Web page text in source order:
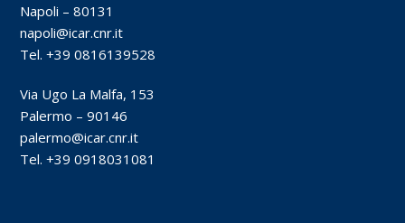
Napoli – 80131
napoli@icar.cnr.it
Tel. +39 0816139528
Via Ugo La Malfa, 153
Palermo – 90146
palermo@icar.cnr.it
Tel. +39 0918031081